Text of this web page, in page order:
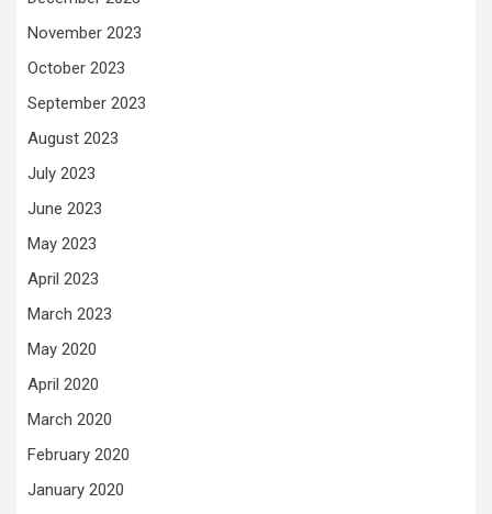
November 2023
October 2023
September 2023
August 2023
July 2023
June 2023
May 2023
April 2023
March 2023
May 2020
April 2020
March 2020
February 2020
January 2020